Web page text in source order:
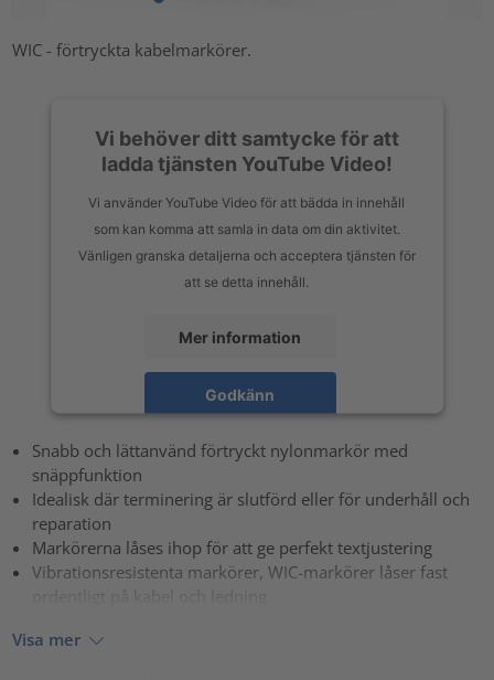
WIC - förtryckta kabelmarkörer.
Vi behöver ditt samtycke för att
ladda tjänsten YouTube Video!
Vi använder YouTube Video för att bädda in innehåll
som kan komma att samla in data om din aktivitet.
Vänligen granska detaljerna och acceptera tjänsten för
att se detta innehåll.
Mer information
Godkänn
Snabb och lättanvänd förtryckt nylonmarkör med
snäppfunktion
Idealisk där terminering är slutförd eller för underhåll och
reparation
Markörerna låses ihop för att ge perfekt textjustering
Vibrationsresistenta markörer, WIC-markörer låser fast
Visa mer